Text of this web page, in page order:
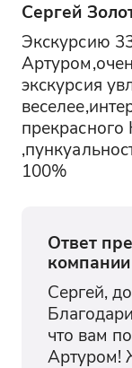
Сергей
Экскурсию
экскурсия
прекрасного
100%
Ответ
компании
Сергей,
что вам
Артуром!